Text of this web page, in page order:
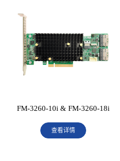
FM-3260-10i & FM-3260-18i
查看详情